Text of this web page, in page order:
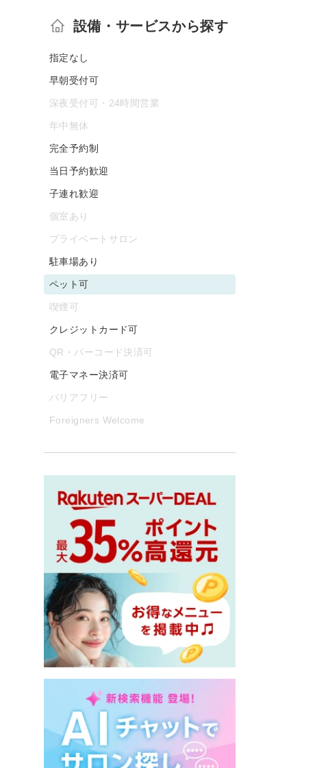
設備・サービスから探す
指定なし
早朝受付可
深夜受付可・24時間営業
年中無休
完全予約制
当日予約歓迎
子連れ歓迎
個室あり
プライベートサロン
駐車場あり
ペット可
喫煙可
クレジットカード可
QR・バーコード決済可
電子マネー決済可
バリアフリー
Foreigners Welcome